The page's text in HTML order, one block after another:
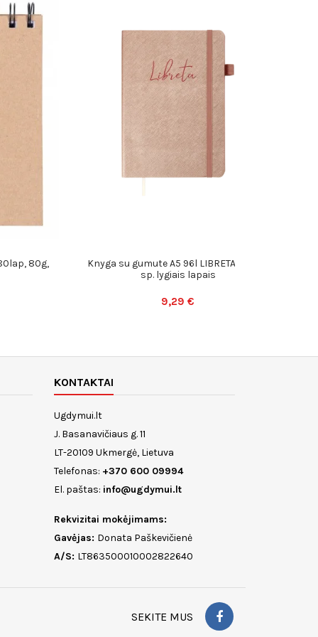
80g,
Knyga su gumute A5 96l LIBRETA smėlio
sp. lygiais lapais
9,29 €
KONTAKTAI
Ugdymui.lt
J. Basanavičiaus g. 11
LT-20109 Ukmergė, Lietuva
Telefonas: +370 600 09994
El. paštas: info@ugdymui.lt
Rekvizitai mokėjimams:
Gavėjas: Donata Paškevičienė
A/S: LT863500010002822640
SEKITE MUS